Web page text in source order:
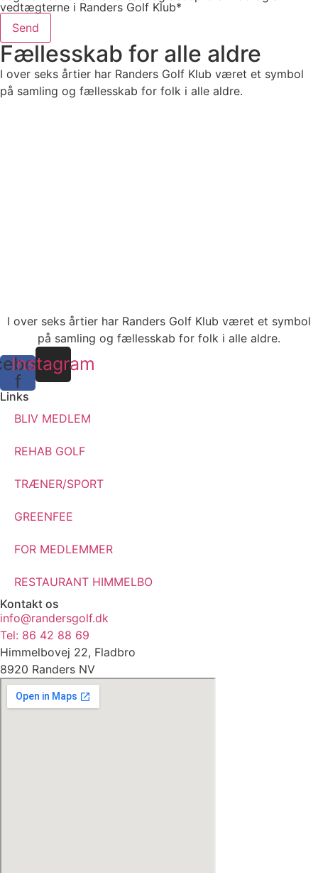
vedtægterne i Randers Golf Klub*
Send
Fællesskab for alle aldre
I over seks årtier har Randers Golf Klub været et symbol
på samling og fællesskab for folk i alle aldre.
I over seks årtier har Randers Golf Klub været et symbol
på samling og fællesskab for folk i alle aldre.
f
Instagram
Links
BLIV MEDLEM
REHAB GOLF
TRÆNER/SPORT
GREENFEE
FOR MEDLEMMER
RESTAURANT HIMMELBO
Kontakt os
info@randersgolf.dk
Tel: 86 42 88 69
Himmelbovej 22, Fladbro
8920 Randers NV